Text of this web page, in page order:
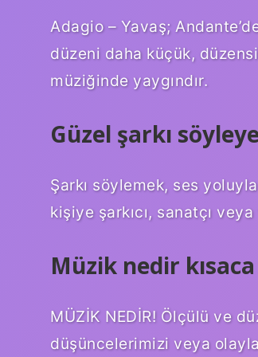
Adagio – Yavaş;
düzeni daha küçük,
müziğinde yaygındır.
Güzel şarkı
Şarkı söylemek, ses
kişiye şarkıcı, sanatçı
Müzik nedir
MÜZİK NEDİR! Ölçülü ve
düşüncelerimizi veya